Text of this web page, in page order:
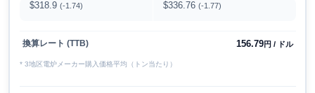
$318.9 (-1.74) $336.76 (-1.77)
換算レート (TTB) 156.79円 / ドル
* 3地区電炉メーカー購入価格平均（トン当たり）